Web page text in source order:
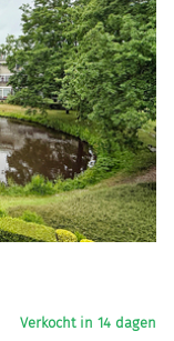
Verkocht in 14 dagen